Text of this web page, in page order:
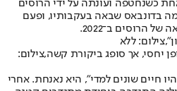
כשנחטפה ועונתה על ידי הרוסים
קרים ב־2014 והמלחמה בדונבאס שבאה בעקבותיו, ופעם
הרוסים ב־2022.
ללא
יחסי, אך סופג ביקורת קשה,צילום:
חיים שונים למדי", היא נאנחת. אחרי